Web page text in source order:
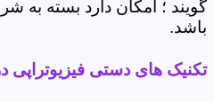
گویند ؛ امکان دارد بسته به
باشد.
تکنیک های دستی فیزیوتراپی